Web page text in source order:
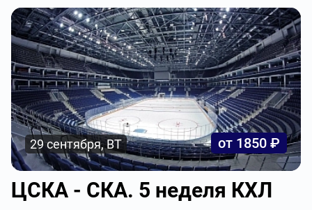
29 сентября, ВТ от 1850 ₽
ЦСКА - СКА. 5 неделя КХЛ